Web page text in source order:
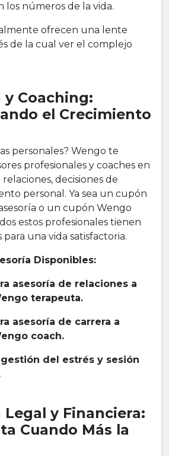
los números de la vida.
ofrecen una lente
de la cual ver el complejo
y Coaching:
el Crecimiento
personales? Wengo te
profesionales y coaches en
decisiones de
personal. Ya sea un cupón
o un cupón Wengo
estos profesionales tienen
para una vida satisfactoria.
Disponibles:
asesoría de relaciones a
terapeuta.
asesoría de carrera a
coach.
gestión del estrés y sesión
Legal y Financiera:
Cuando Más la